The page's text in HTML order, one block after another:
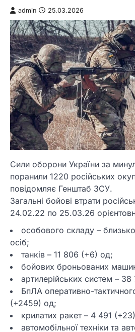
admin 25.03.2026
Сили оборони України за
поранили 1220 російських
повідомляє Генштаб ЗСУ.
Загальні бойові втрати
24.02.22 по 25.03.26
особового складу –
осіб;
танків – 11 806 (+6) од;
бойових броньованих
артилерійських систем –
БпЛА оперативно-
(+2459) од;
крилатих ракет – 4 491
автомобільної техніки та